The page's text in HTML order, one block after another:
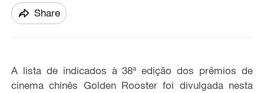
Share
A lista de indicados à 38ª edição dos prêmios de
cinema chinês Golden Rooster foi divulgada nesta